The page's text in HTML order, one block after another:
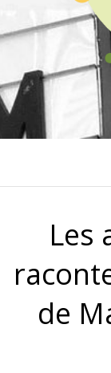
Les
de